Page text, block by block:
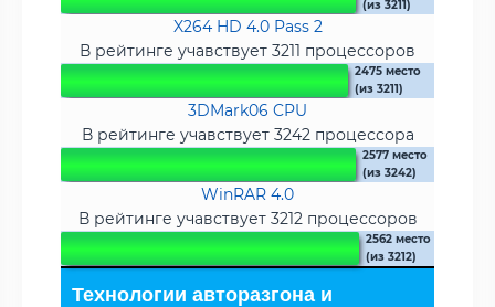
(из 3211)
X264 HD 4.0 Pass 2
В рейтинге учавствует 3211 процессоров
2475 место
(из 3211)
3DMark06 CPU
В рейтинге учавствует 3242 процессора
2577 место
(из 3242)
WinRAR 4.0
В рейтинге учавствует 3212 процессоров
2562 место
(из 3212)
Технологии авторазгона и